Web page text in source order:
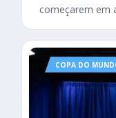
começarem em
COPA DO